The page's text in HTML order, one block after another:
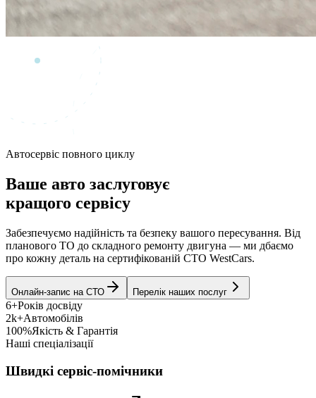
Автосервіс повного циклу
Ваше авто заслуговує
кращого сервісу
Забезпечуємо надійність та безпеку вашого пересування. Від
планового ТО до складного ремонту двигуна — ми дбаємо
про кожну деталь на сертифікованій СТО WestCars.
Онлайн-запис на СТО Перелік наших послуг
6+Років досвіду
2k+Автомобілів
100%Якість & Гарантія
Наші спеціалізації
Швидкі сервіс-помічники